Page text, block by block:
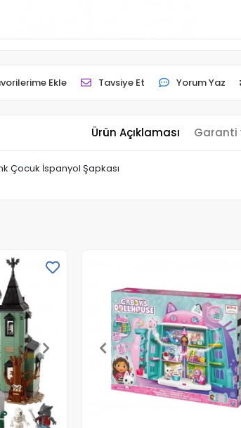
Ekle Tavsiye Et Yorum Yaz
Ürün Açıklaması Garanti
Çocuk İspanyol Şapkası